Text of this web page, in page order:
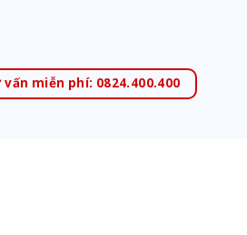
miễn phí: 0824.400.400